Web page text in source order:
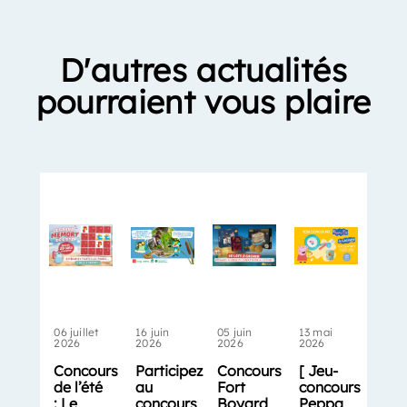
D'autres actualités
pourraient vous plaire
06 juillet
2026
Concours
de l’été
16 juin
2026
Participez
au
05 juin
2026
Concours
Fort
13 mai
2026
[ Jeu-
concours